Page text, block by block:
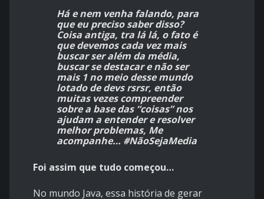
Há e nem venha falando, para
que eu preciso saber disso?
Coisa antiga, tra lá lá, o fato é
que devemos cada vez mais
buscar ser além da média,
buscar se destacar e não ser
mais 1 no meio desse mundo
lotado de devs rsrsr, então
muitas vezes compreender
sobre a base das “coisas” nos
ajudam a entender e resolver
melhor problemas, Me
acompanhe… #NãoSejaMedia
Foi assim que tudo começou…
No mundo Java, essa história de gerar